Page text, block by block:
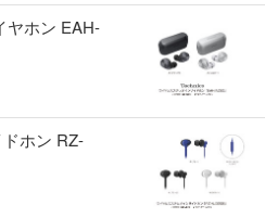
ヤホン EAH-
ホン RZ-